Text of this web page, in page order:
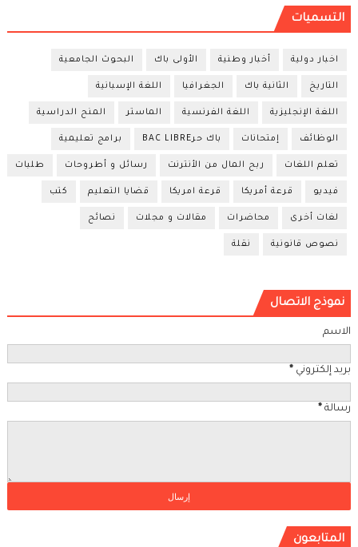
التسميات
اخبار دولية أخبار وطنية الأولى باك البحوث الجامعية
التاريخ الثانية باك الجغرافيا اللغة الإسبانية
اللغة الإنجليزية اللغة الفرنسية الماستر المنح الدراسية
الوظائف إمتحانات باك حرBAC LIBRE برامج تعليمية
تعلم اللغات ربح المال من الأنترنت رسائل و أطروحات طلبات
فيديو قرعة أمريكا قرعة امريكا قضايا التعليم كتب
لغات أخرى محاضرات مقالات و مجلات نصائح
نصوص قانونية نقلة
نموذج الاتصال
الاسم
بريد إلكتروني *
رسالة *
المتابعون